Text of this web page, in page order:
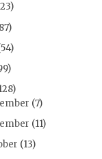
(7)
(11)
(13)